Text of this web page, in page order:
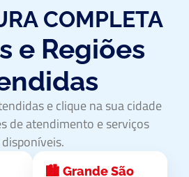
COMPLETA
e Regiões
e clique na sua cidade
de atendimento e serviços
disponíveis.
🏙️ Grande São